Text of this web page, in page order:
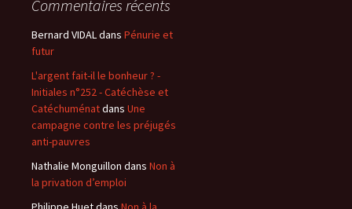
Commentaires récents
Bernard VIDALdans Pénurie et
futur
L'argent fait-il le bonheur ? -
Initiales n°252 - Catéchèse et
Catéchuménatdans Une
campagne contre les préjugés
anti-pauvres
Nathalie Monguillon dans Non à
la privation d’emploi